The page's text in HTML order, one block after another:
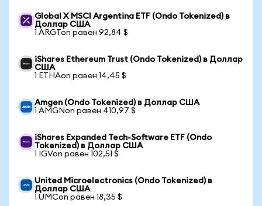
Global X MSCI Argentina ETF (Ondo Tokenized) в
Доллар США
1 ARGTon равен 92,84 $
iShares Ethereum Trust (Ondo Tokenized) в Доллар
США
1 ETHAon равен 14,45 $
Amgen (Ondo Tokenized) в Доллар США
1 AMGNon равен 410,97 $
iShares Expanded Tech-Software ETF (Ondo
Tokenized) в Доллар США
1 IGVon равен 102,51 $
United Microelectronics (Ondo Tokenized) в
Доллар США
1 UMCon равен 18,35 $